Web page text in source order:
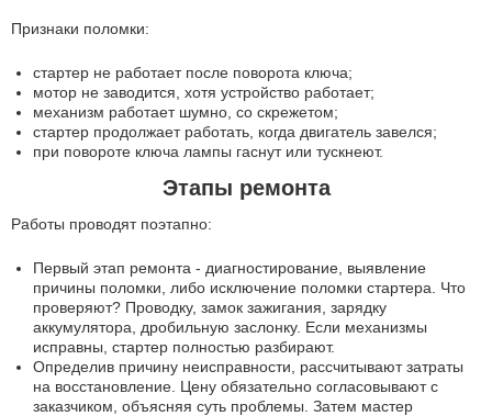
Признаки поломки:
стартер не работает после поворота ключа;
мотор не заводится, хотя устройство работает;
механизм работает шумно, со скрежетом;
стартер продолжает работать, когда двигатель завелся;
при повороте ключа лампы гаснут или тускнеют.
Этапы ремонта
Работы проводят поэтапно:
Первый этап ремонта - диагностирование, выявление
причины поломки, либо исключение поломки стартера. Что
проверяют? Проводку, замок зажигания, зарядку
аккумулятора, дробильную заслонку. Если механизмы
исправны, стартер полностью разбирают.
Определив причину неисправности, рассчитывают затраты
на восстановление. Цену обязательно согласовывают с
заказчиком, объясняя суть проблемы. Затем мастер